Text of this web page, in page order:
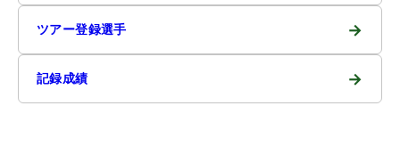
ツアー登録選手 →
記録成績 →